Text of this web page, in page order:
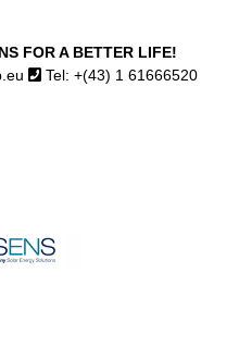
FOR A BETTER LIFE!
Tel: +(43) 1 61666520